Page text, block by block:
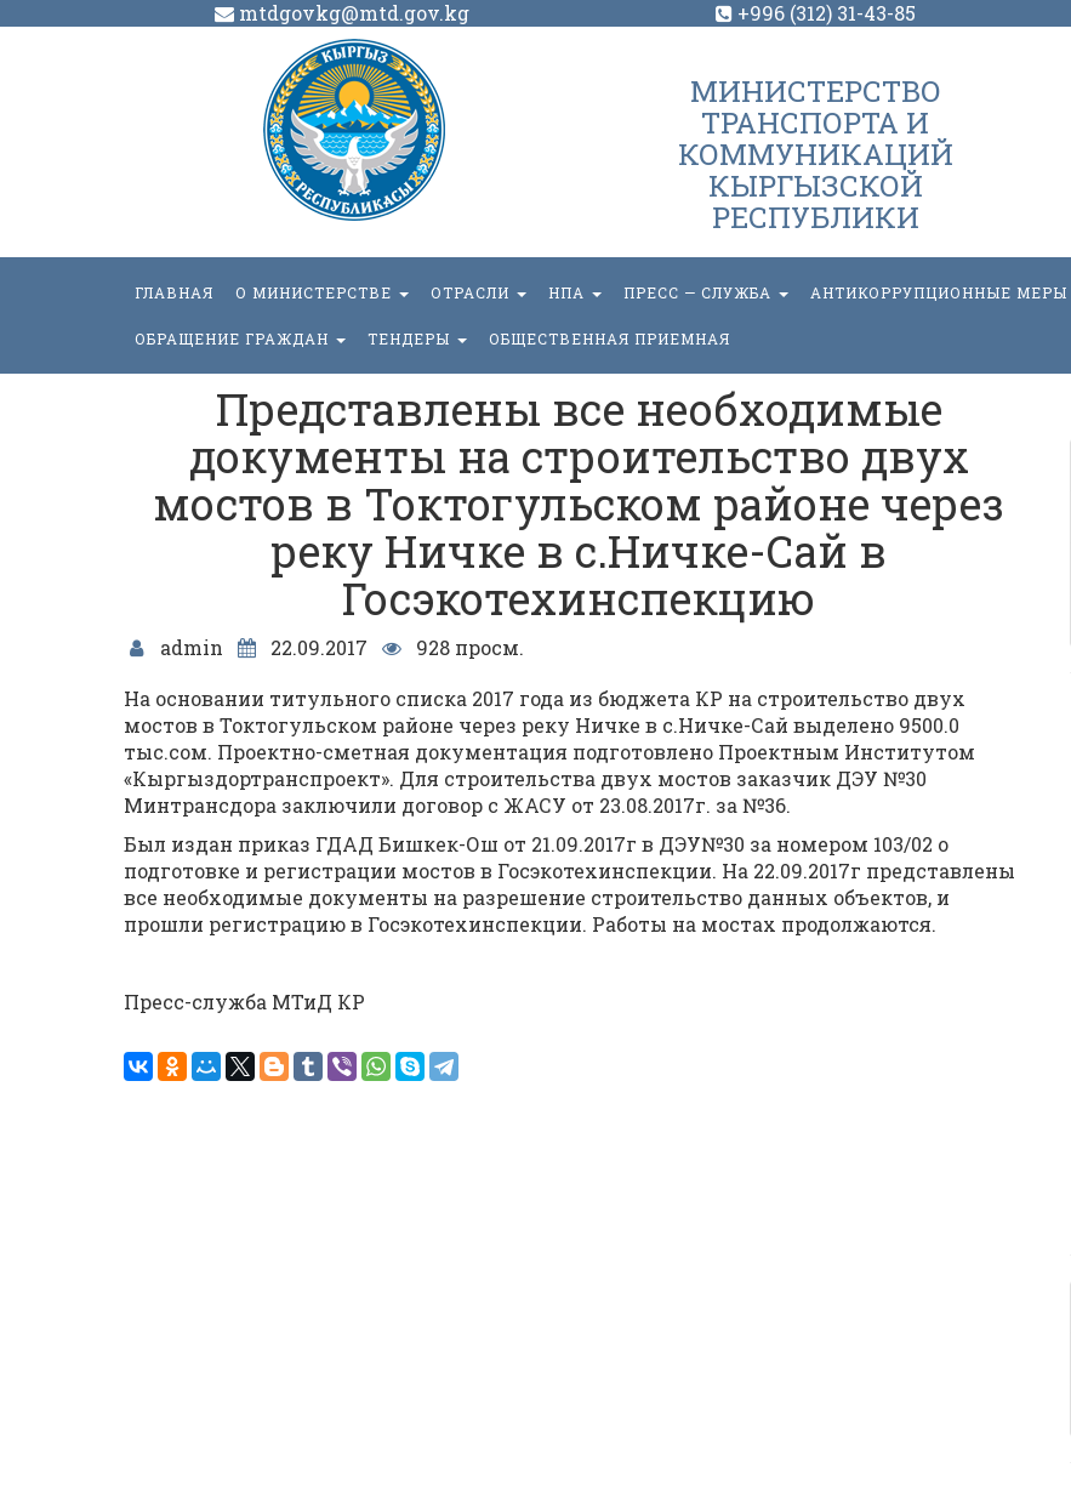
mtdgovkg@mtd.gov.kg +996 (312) 31-43-85
МИНИСТЕРСТВО
ТРАНСПОРТА И
КОММУНИКАЦИЙ
КЫРГЫЗСКОЙ
РЕСПУБЛИКИ
ГЛАВНАЯ О МИНИСТЕРСТВЕ ОТРАСЛИ НПА ПРЕСС — СЛУЖБА АНТИКОРРУПЦИОННЫЕ МЕРЫ
ОБРАЩЕНИЕ ГРАЖДАН ТЕНДЕРЫ ОБЩЕСТВЕННАЯ ПРИЕМНАЯ
Представлены все необходимые
документы на строительство двух
мостов в Токтогульском районе через
реку Ничке в с.Ничке-Сай в
Госэкотехинспекцию
admin 22.09.2017
928 просм.
На основании титульного списка 2017 года из бюджета КР на строительство двух
мостов в Токтогульском районе через реку Ничке в с.Ничке-Сай выделено 9500.0
тыс.сом. Проектно-сметная документация подготовлено Проектным Институтом
«Кыргыздортранспроект». Для строительства двух мостов заказчик ДЭУ №30
Минтрансдора заключили договор с ЖАСУ от 23.08.2017г. за №36.
Был издан приказ ГДАД Бишкек-Ош от 21.09.2017г в ДЭУ№30 за номером 103/02 о
подготовке и регистрации мостов в Госэкотехинспекции. На 22.09.2017г представлены
все необходимые документы на разрешение строительство данных объектов, и
прошли регистрацию в Госэкотехинспекции. Работы на мостах продолжаются.
Пресс-служба МТиД КР